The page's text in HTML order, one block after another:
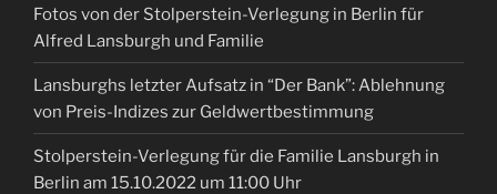
Fotos von der Stolperstein-Verlegung in Berlin für
Alfred Lansburgh und Familie
Lansburghs letzter Aufsatz in “Der Bank”: Ablehnung
von Preis-Indizes zur Geldwertbestimmung
Stolperstein-Verlegung für die Familie Lansburgh in
Berlin am 15.10.2022 um 11:00 Uhr